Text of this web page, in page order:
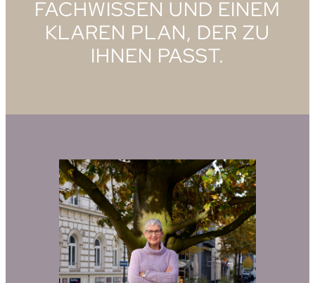
FACHWISSEN UND EINEM
KLAREN PLAN, DER ZU
IHNEN PASST.